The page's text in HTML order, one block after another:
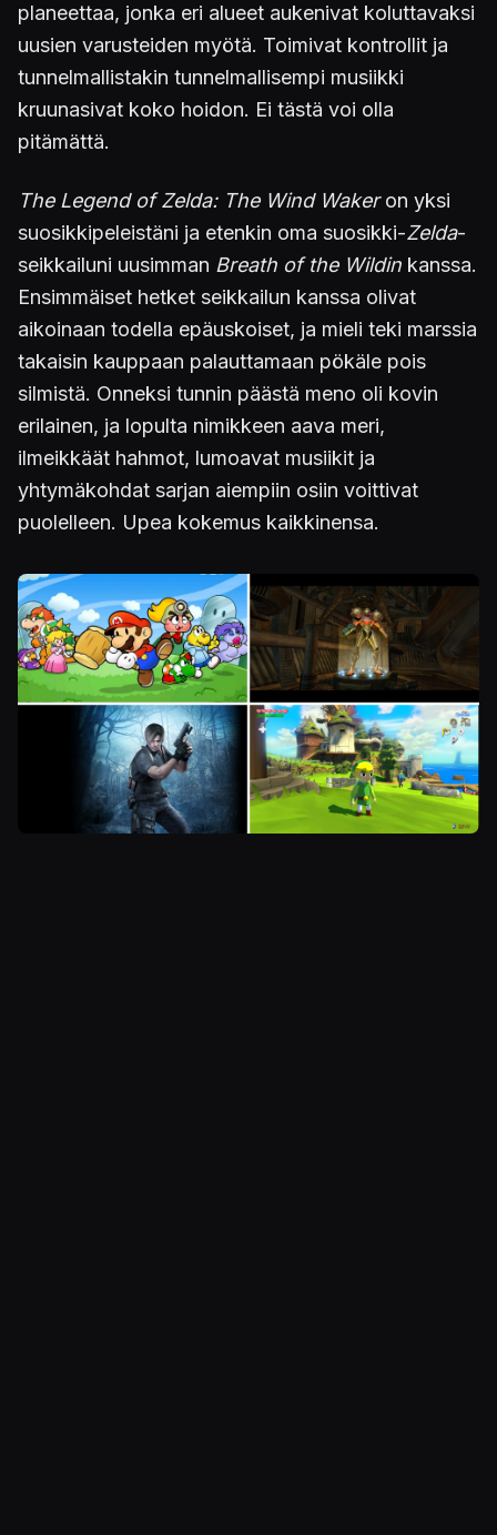
planeettaa, jonka eri alueet aukenivat koluttavaksi
uusien varusteiden myötä. Toimivat kontrollit ja
tunnelmallistakin tunnelmallisempi musiikki
kruunasivat koko hoidon. Ei tästä voi olla
pitämättä.
The Legend of Zelda: The Wind Wakeron yksi
suosikkipeleistäni ja etenkin oma suosikki-Zelda-
seikkailuni uusimman Breath of the Wildin kanssa.
Ensimmäiset hetket seikkailun kanssa olivat
aikoinaan todella epäuskoiset, ja mieli teki marssia
takaisin kauppaan palauttamaan pökäle pois
silmistä. Onneksi tunnin päästä meno oli kovin
erilainen, ja lopulta nimikkeen aava meri,
ilmeikkäät hahmot, lumoavat musiikit ja
yhtymäkohdat sarjan aiempiin osiin voittivat
puolelleen. Upea kokemus kaikkinensa.